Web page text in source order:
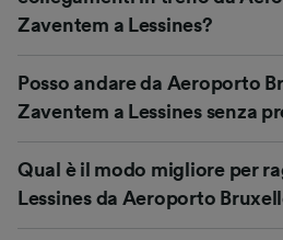
Zaventem a Lessines?
Posso andare da Aeroporto
Zaventem a Lessines senza
Qual è il modo migliore per
Lessines da Aeroporto